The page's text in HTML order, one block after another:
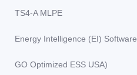
TS4-A MLPE
Energy Intelligence (EI) Software
GO Optimized ESS USA)